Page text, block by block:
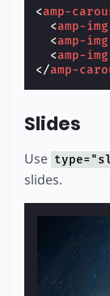
<amp-
<amp-img
<amp-img
<amp-img
</amp-
Slides
Use
slides.